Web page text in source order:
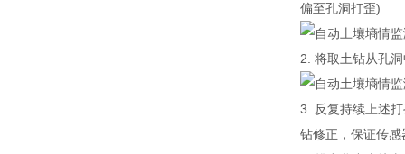
偏至孔洞打歪)
2. 将取土钻从孔
3. 反复持续上述
钻修正，保证传